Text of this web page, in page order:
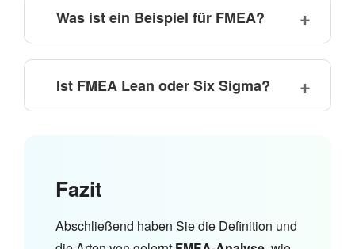
Was ist ein Beispiel für FMEA?
Ist FMEA Lean oder Six Sigma?
Fazit
Abschließend haben Sie die Definition und